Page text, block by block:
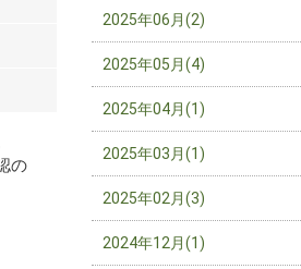
の
2025年06月(2)
2025年05月(4)
2025年04月(1)
2025年03月(1)
2025年02月(3)
2024年12月(1)